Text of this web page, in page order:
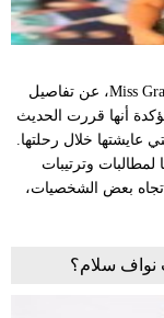
كشفت منار الصعيدي، حاملة لقب Miss Grand Egypt 2025، عن تفاصيل
أنها قررت الحديث
عايشتها خلال رحلتها.
لمطالبات وترتيبات
تجاه بعض الشخصيات،
نواف سلام؟